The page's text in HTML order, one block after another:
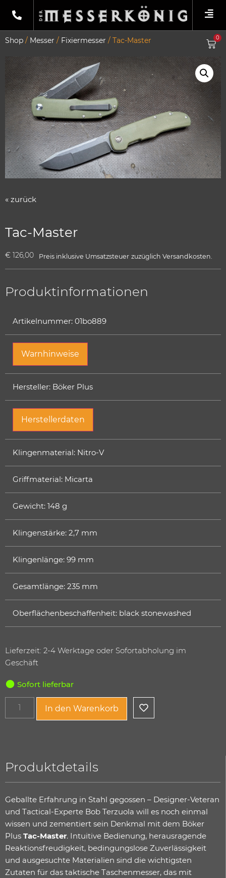
0
Shop / Messer / Fixiermesser / Tac-Master
« zurück
Tac-Master
€ 126,00 Preis inklusive Umsatzsteuer zuzüglich Versandkosten.
Produktinformationen
Artikelnummer: 01bo889
Warnhinweise
Hersteller: Böker Plus
Herstellerdaten
Klingenmaterial: Nitro-V
Griffmaterial: Micarta
Gewicht: 148 g
Klingenstärke: 2,7 mm
Klingenlänge: 99 mm
Gesamtlänge: 235 mm
Oberflächenbeschaffenheit: black stonewashed
Lieferzeit: 2-4 Werktage oder Sofortabholung im
Geschäft
Sofort lieferbar
In den Warenkorb
Produktdetails
Geballte Erfahrung in Stahl gegossen – Designer-Veteran
und Tactical-Experte Bob Terzuola will es noch einmal
wissen und zementiert sein Denkmal mit dem Böker
Plus Tac-Master. Intuitive Bedienung, herausragende
Reaktionsfreudigkeit, bedingungslose Zuverlässigkeit
und ausgesuchte Materialien sind die wichtigsten
Zutaten für das taktische Taschenmesser, das mit